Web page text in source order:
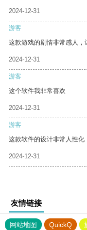
2024-12-31
游客
这款游戏的剧情非常感人，
2024-12-31
游客
这个软件我非常喜欢
2024-12-31
游客
这款软件的设计非常人性化
2024-12-31
友情链接
网站地图 QuickQ